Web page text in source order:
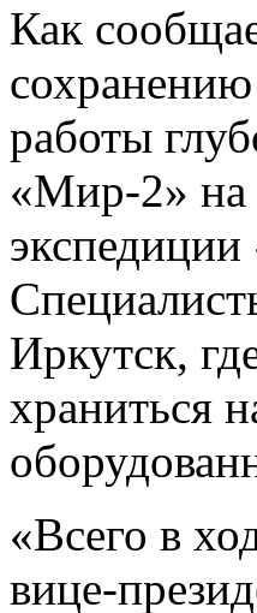
Как
сохранению
работы
«Мир-2» на
Иркутск,
храниться
«Всего в
вице-